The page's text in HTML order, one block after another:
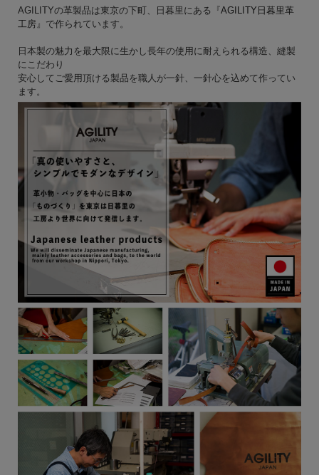
AGILITYの革製品は東京の下町、日暮里にある『AGILITY日暮里革
工房 』で作られています。
日本製の魅力を最大限に生かし長年の使用に耐えられる構造、縫製
にこだわり
安心してご愛用頂ける製品を職人が一針、一針心を込めて作ってい
ます。